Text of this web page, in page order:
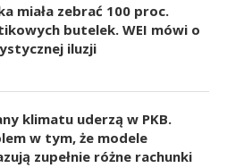
miała zebrać 100 proc.
butelek. WEI mówi o
iluzji
klimatu uderzą w PKB.
w tym, że modele
zupełnie różne rachunki